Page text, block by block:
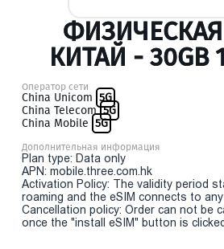
КИТАЙ - 30GB
Оператор сети
China Unicom 5G
China Telecom 5G
China Mobile 5G
Дополнительная информация
Plan type: Data only
APN: mobile.three.com.hk
Activation Policy: The validity period
roaming and the eSIM connects to
Cancellation policy: Order can not be
once the "install eSIM" button is clicked.